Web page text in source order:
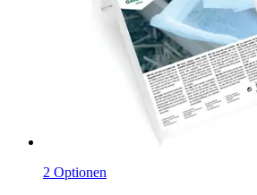
2 Optionen